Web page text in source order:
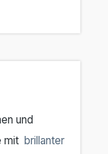
und
mit brillanter